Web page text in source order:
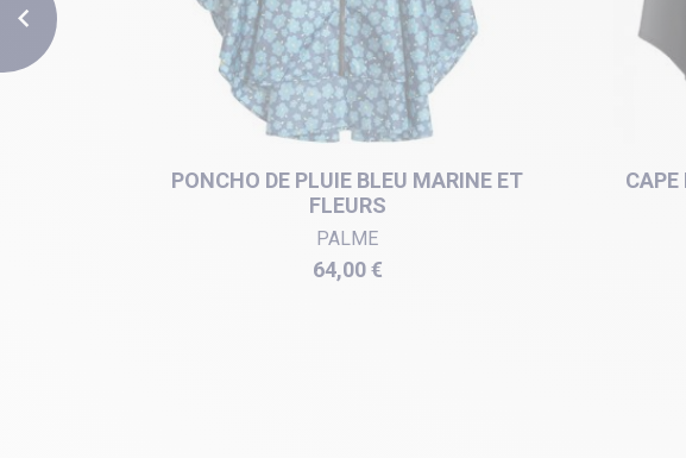

PONCHO DE PLUIE BLEU MARINE ET
FLEURS
PALME
Prix
64,00 €
CAPE